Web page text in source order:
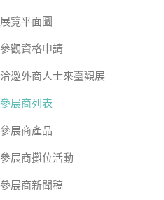
展覽平面圖
參觀資格申請
洽邀外商人士來臺觀展
參展商列表
參展商產品
參展商攤位活動
參展商新聞稿